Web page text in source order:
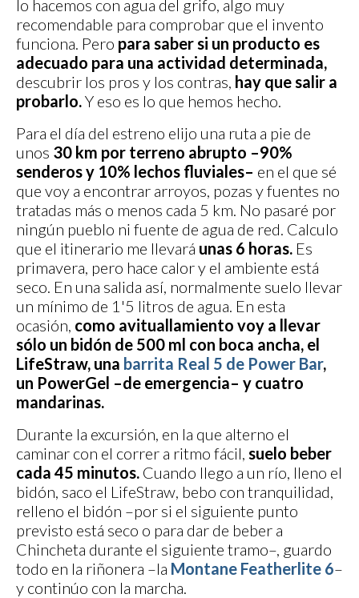
lo hacemos con agua del grifo, algo muy
recomendable para comprobar que el invento
funciona. Pero para saber si un producto es
adecuado para una actividad determinada,
descubrir los pros y los contras, hay que salir a
probarlo.Y eso es lo que hemos hecho.
Para el día del estreno elijo una ruta a pie de
unos 30 km por terreno abrupto –90%
senderos y 10% lechos fluviales– en el que sé
que voy a encontrar arroyos, pozas y fuentes no
tratadas más o menos cada 5 km. No pasaré por
ningún pueblo ni fuente de agua de red. Calculo
que el itinerario me llevará unas 6 horas. Es
primavera, pero hace calor y el ambiente está
seco. En una salida así, normalmente suelo llevar
un mínimo de 1'5 litros de agua. En esta
ocasión, como avituallamiento voy a llevar
sólo un bidón de 500 ml con boca ancha, el
LifeStraw, una barrita Real 5 de Power Bar,
un PowerGel –de emergencia– y cuatro
mandarinas.
Durante la excursión, en la que alterno el
caminar con el correr a ritmo fácil, suelo beber
cada 45 minutos. Cuando llego a un río, lleno el
bidón, saco el LifeStraw, bebo con tranquilidad,
relleno el bidón –por si el siguiente punto
previsto está seco o para dar de beber a
Chincheta durante el siguiente tramo–, guardo
todo en la riñonera –la Montane Featherlite 6–
y continúo con la marcha.